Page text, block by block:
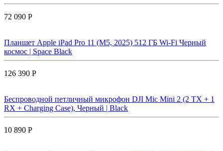
72 090 Р
Планшет Apple iPad Pro 11 (M5, 2025) 512 ГБ Wi-Fi Черный
космос | Space Black
126 390 Р
Беспроводной петличный микрофон DJI Mic Mini 2 (2 TX + 1
RX + Charging Case), Черный | Black
10 890 Р